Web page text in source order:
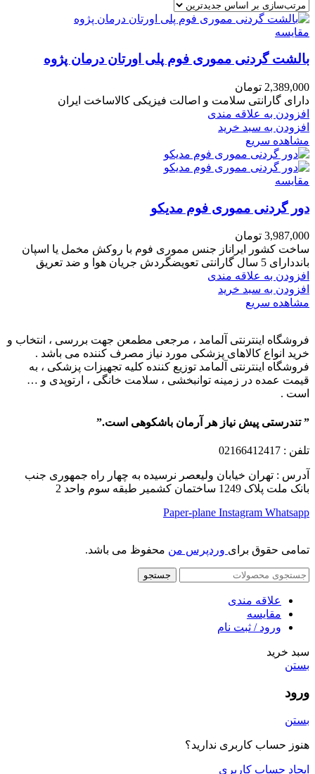
مقایسه
بالشت گردنی مموری فوم پلی اورتان درمان پژوه
2,389,000 تومان
دارای گارانتی سلامت و اصالت فیزیکی کالاساخت ایران
افزودن به علاقه مندی
افزودن به سبد خرید
مشاهده سریع
مقایسه
دور گردنی مموری فوم مدیکو
3,987,000 تومان
ساخت کشور ایراناز جنس مموری فوم با روکش مخمل یا اسپان
بانددارای 5 سال گارانتی تعویضگردش جریان هوا و ضد تعریق
افزودن به علاقه مندی
افزودن به سبد خرید
مشاهده سریع
فروشگاه اینترنتی آلمامد ، مرجعی مطمعن جهت بررسی ، انتخاب و
خرید انواع کالاهای پزشکی مورد نیاز مصرف کننده می باشد .
فروشگاه اینترنتی آلمامد توزیع کننده کلیه تجهیزات پزشکی ، به
قیمت عمده در زمینه توانبخشی ، سلامت خانگی ، ارتوپدی و …
است .
” تندرستی پیش نیاز هر آرمان باشکوهی است.”
تلفن : 02166412417
آدرس : تهران خیابان ولیعصر نرسیده به چهار راه جمهوری جنب
بانک ملت پلاک 1249 ساختمان کشمیر طبقه سوم واحد 2
Paper-plane Instagram Whatsapp
تمامی حقوق برای وردپرس من محفوظ می باشد.
جستجو
علاقه مندی
مقایسه
ورود / ثبت نام
سبد خرید
بستن
ورود
بستن
هنوز حساب کاربری ندارید؟
ایجاد حساب کاربری